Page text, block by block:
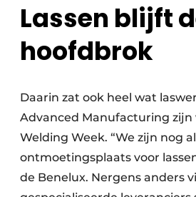
Lassen blijft
hoofdbrok
Daarin zat ook heel wat
Advanced Manufacturing zijn
Welding Week. “We zijn nog
ontmoetingsplaats voor
de Benelux. Nergens anders